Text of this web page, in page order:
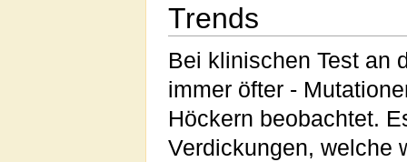
Trends
Bei klinischen Test an
immer öfter -
Höckern beobachtet.
Verdickungen, welche